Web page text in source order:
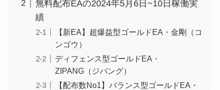
無料配布EAの2024年5月6日~10日稼働実
績
【新EA】超爆益型ゴールドEA・金剛（コ
ンゴウ）
ディフェンス型ゴールドEA・
ZIPANG（ジパング）
【配布数No1】バランス型ゴールドEA・